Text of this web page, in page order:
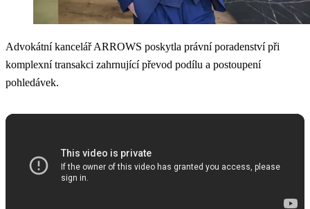
Advokátní kancelář ARROWS poskytla právní poradenství při
komplexní transakci zahrnující převod podílu a postoupení
pohledávek.